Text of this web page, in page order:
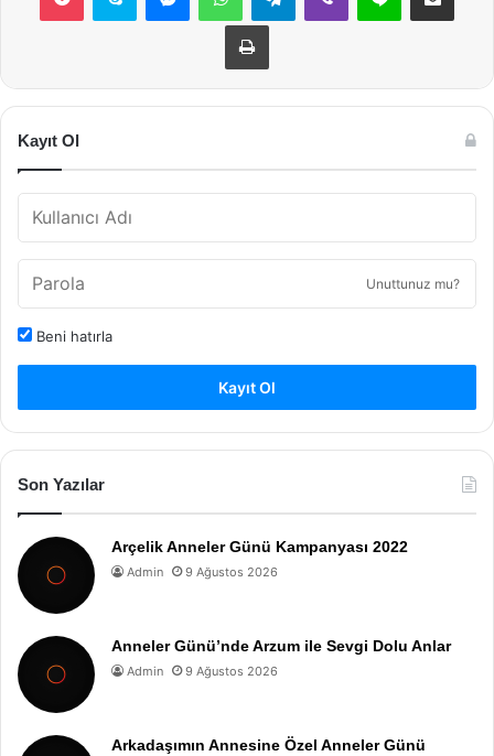
Yazdır
Kayıt Ol
Unuttunuz mu?
Beni hatırla
Kayıt Ol
Son Yazılar
Arçelik Anneler Günü Kampanyası 2022
Admin 9 Ağustos 2026
Anneler Günü’nde Arzum ile Sevgi Dolu Anlar
Admin 9 Ağustos 2026
Arkadaşımın Annesine Özel Anneler Günü